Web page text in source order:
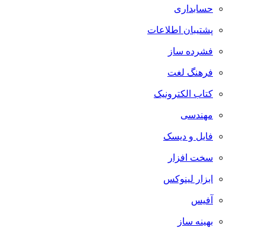
حسابداری
پشتیبان اطلاعات
فشرده ساز
فرهنگ لغت
کتاب الکترونیک
مهندسی
فایل و دیسک
سخت افزار
ابزار لینوکس
آفیس
بهینه ساز